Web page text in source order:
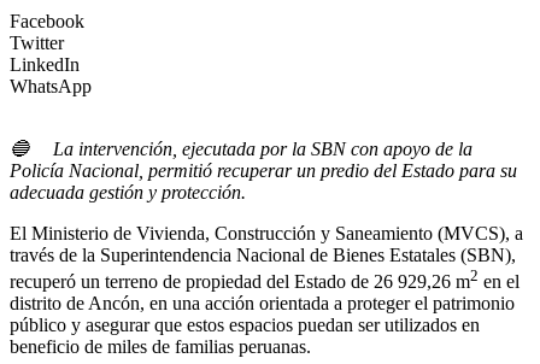
Facebook
Twitter
LinkedIn
WhatsApp
🔵La intervención, ejecutada por la SBN con apoyo de la
Policía Nacional, permitió recuperar un predio del Estado para su
adecuada gestión y protección.
El Ministerio de Vivienda, Construcción y Saneamiento (MVCS), a
través de la Superintendencia Nacional de Bienes Estatales (SBN),
recuperó un terreno de propiedad del Estado de 26 929,26 m2 en el
distrito de Ancón, en una acción orientada a proteger el patrimonio
público y asegurar que estos espacios puedan ser utilizados en
beneficio de miles de familias peruanas.